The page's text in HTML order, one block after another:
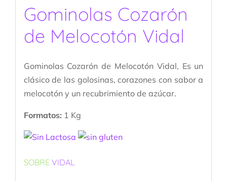
Gominolas Cozarón
de Melocotón Vidal
Gominolas Cozarón de Melocotón Vidal, Es un
clásico de las golosinas, corazones con sabor a
melocotón y un recubrimiento de azúcar.
Formatos: 1 Kg
SOBRE VIDAL